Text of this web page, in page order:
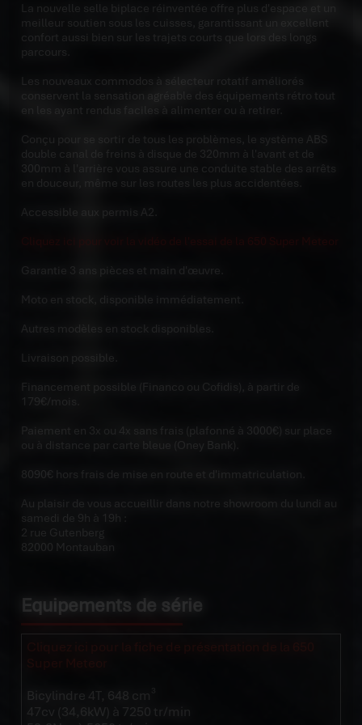
La nouvelle selle biplace réinventée offre plus d'espace et un
meilleur soutien sous les cuisses, garantissant un excellent
confort aussi bien sur les trajets courts que lors des longs
Les nouveaux commodos à sélecteur rotatif améliorés
conservent la sensation agréable des équipements rétro tout
en les ayant rendus faciles à alimenter ou à retirer.
Conçu pour se sortir de tous les problèmes, le système ABS
300mm à l'arrière vous assure une conduite stable des arrêts
Accessible aux permis A2.
Garantie 3 ans pièces et main d'œuvre.
Moto en stock, disponible immédiatement.
Autres modèles en stock disponibles.
Livraison possible.
Financement possible (Financo ou Cofidis), à partir de
179€/mois.
Paiement en 3x ou 4x sans frais (plafonné à 3000€) sur place
8090€ hors frais de mise en route et d'immatriculation.
Au plaisir de vous accueillir dans notre showroom du lundi au
samedi de 9h à 19h :
2 rue Gutenberg
Equipements de série
Bicylindre 4T, 648 cm³
47cv (34,6kW) à 7250 tr/min